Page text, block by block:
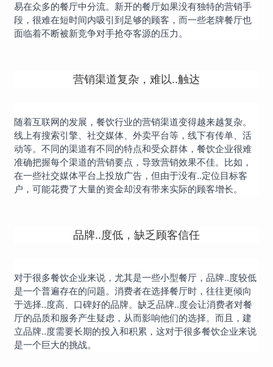
易在众多的餐厅中分流。新开的餐厅如果没有独特的营销手
段，很难在短时间内吸引到足够的顾客，而一些老牌餐厅也
面临着不断被新竞争对手抢夺客源的压力。
营销渠道复杂，难以..触达
随着互联网的发展，餐饮行业的营销渠道变得越来越复杂。
线上有搜索引擎、社交媒体、外卖平台等，线下有传单、活
动等。不同的渠道有不同的特点和受众群体，餐饮企业很难
准确把握每个渠道的营销要点，导致营销效果不佳。比如，
在一些社交媒体平台上投放广告，但由于没有..定位目标客
户，可能花费了大量的资金却没有带来实际的顾客增长。
品牌..度低，缺乏顾客信任
对于很多餐饮企业来说，尤其是一些小型餐厅，品牌..度较低
是一个普遍存在的问题。消费者在选择餐厅时，往往更倾向
于选择..度高、口碑好的品牌。缺乏品牌..度会让消费者对餐
厅的品质和服务产生疑虑，从而影响他们的选择。而且，建
立品牌..度需要长期的投入和积累，这对于很多餐饮企业来说
是一个巨大的挑战。